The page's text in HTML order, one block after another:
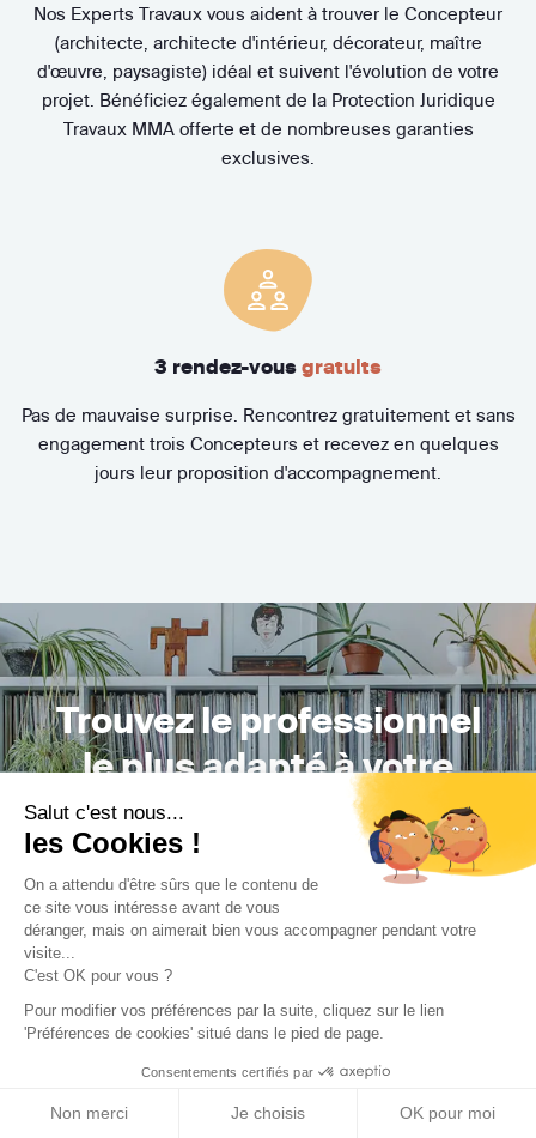
Salut c'est nous...
les Cookies !
On a attendu d'être sûrs que le contenu de
ce site vous intéresse avant de vous
déranger, mais on aimerait bien vous accompagner pendant votre
visite...
C'est OK pour vous ?
Pour modifier vos préférences par la suite, cliquez sur le lien
'Préférences de cookies' situé dans le pied de page.
Consentements certifiés par
Non merci Je choisis OK pour moi
Nos Experts Travaux vous aident à trouver le Concepteur
(architecte, architecte d'intérieur, décorateur, maître
d'œuvre, paysagiste) idéal et suivent l'évolution de votre
projet. Bénéficiez également de la Protection Juridique
Travaux MMA offerte et de nombreuses garanties
exclusives.
3 rendez-vous gratuits
Pas de mauvaise surprise. Rencontrez gratuitement et sans
engagement trois Concepteurs et recevez en quelques
jours leur proposition d'accompagnement.
Trouvez le professionnel
le plus adapté à votre
Trouver mon Concepteur
Trouver une réalisation Rénovation Maison individuelle